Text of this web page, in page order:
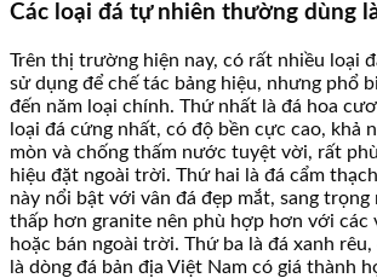
Các loại đá tự nhiên thường dùng
Trên thị trường hiện nay, có rất nhiều loại
sử dụng để chế tác bảng hiệu, nhưng phổ
đến năm loại chính. Thứ nhất là đá hoa
loại đá cứng nhất, có độ bền cực cao, khả
mòn và chống thấm nước tuyệt vời, rất
hiệu đặt ngoài trời. Thứ hai là đá cẩm
này nổi bật với vân đá đẹp mắt, sang
thấp hơn granite nên phù hợp hơn với các
hoặc bán ngoài trời. Thứ ba là đá xanh
là dòng đá bản địa Việt Nam có giá thành